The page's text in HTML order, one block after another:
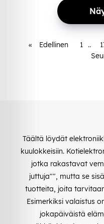
« Edellinen 1 ..
Täältä löydät
kuulokkeisiin.
jotka rakastavat
juttuja"", mutta se
tuotteita, joita
Esimerkiksi valaistus
jokapäiväistä